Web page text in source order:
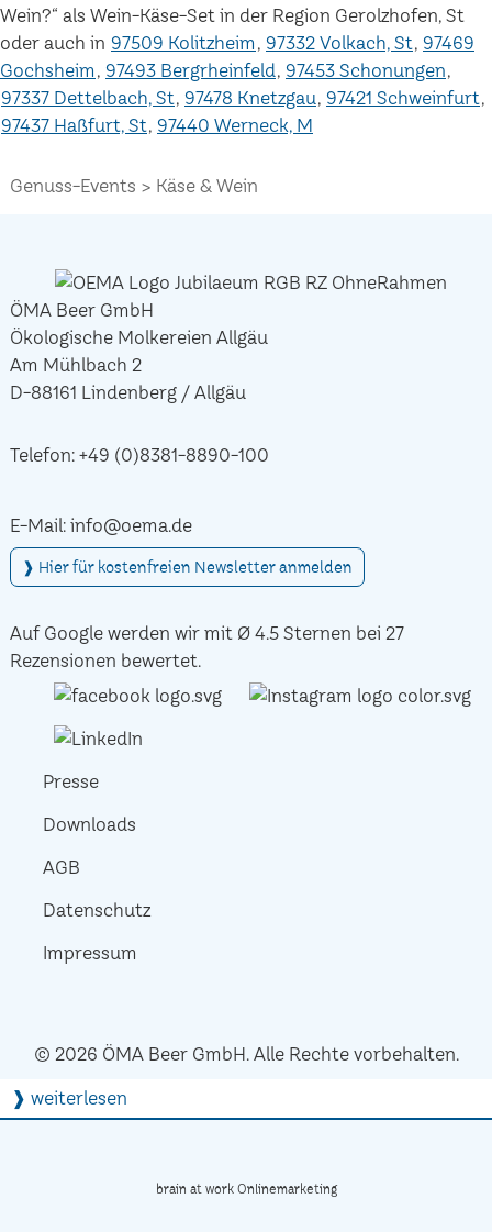
Wein?“ als Wein-Käse-Set in der Region Gerolzhofen, St
oder auch in 97509 Kolitzheim 97332 Volkach, St 97469
Gochsheim 97493 Bergrheinfeld 97453 Schonungen
97337 Dettelbach, St 97478 Knetzgau 97421 Schweinfurt
97437 Haßfurt, St 97440 Werneck, M
Genuss-Events Käse & Wein
ÖMA Beer GmbH
Ökologische Molkereien Allgäu
Am Mühlbach 2
D-88161 Lindenberg / Allgäu
Telefon: +49 (0)8381-8890-100
E-Mail: info@oema.de
❱ Hier für kostenfreien Newsletter anmelden
Auf Google werden wir mit Ø 4.5 Sternen bei 27
Rezensionen bewertet.
Presse
Downloads
AGB
Datenschutz
Impressum
© 2026 ÖMA Beer GmbH. Alle Rechte vorbehalten.
❱ weiterlesen
brain at work Onlinemarketing